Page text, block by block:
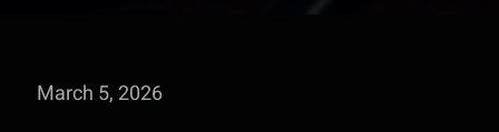
March 5, 2026